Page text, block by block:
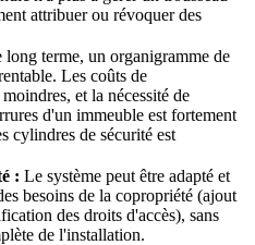
attribuer ou révoquer des
long terme, un organigramme de
Les coûts de
et la nécessité de
d'un immeuble est fortement
cylindres de sécurité est
: Le système peut être adapté et
besoins de la copropriété (ajout
des droits d'accès), sans
de l'installation.